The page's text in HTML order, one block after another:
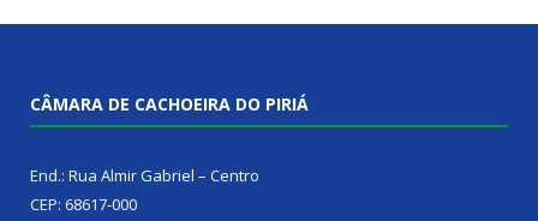
CÂMARA DE CACHOEIRA DO PIRIÁ
End.: Rua Almir Gabriel – Centro
CEP: 68617-000